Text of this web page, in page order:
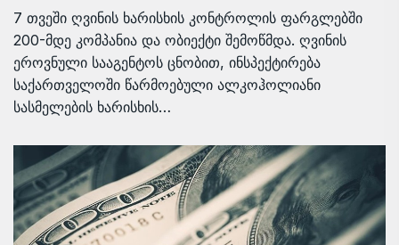
7 თვეში ღვინის ხარისხის კონტროლის ფარგლებში
200-მდე კომპანია და ობიექტი შემოწმდა. ღვინის
ეროვნული სააგენტოს ცნობით, ინსპექტირება
საქართველოში წარმოებული ალკოჰოლიანი
სასმელების ხარისხის…